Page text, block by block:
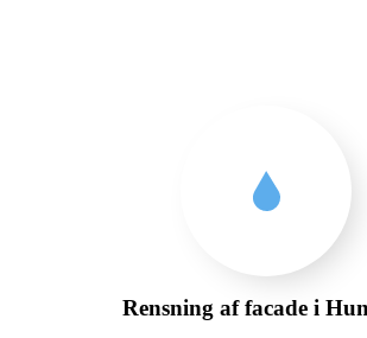
Rensning af facade i